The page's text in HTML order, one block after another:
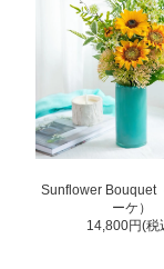
Sunflower Bouquet
ーケ）
14,800円(税